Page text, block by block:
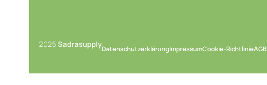
2025SadrasupplyDatenschutzerklärungImpressumCookie-RichtlinieAGB